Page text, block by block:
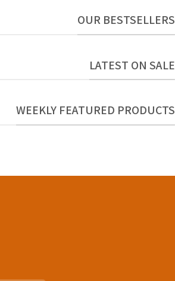
OUR BESTSELLERS
LATEST ON SALE
WEEKLY FEATURED PRODUCTS